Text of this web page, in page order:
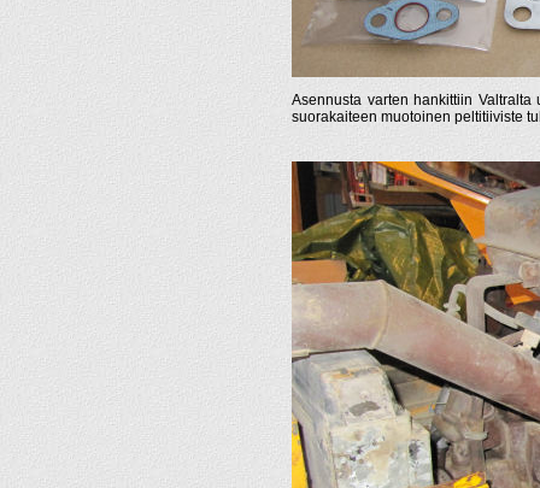
Asennusta varten hankittiin
suorakaiteen muotoinen peltitiiviste